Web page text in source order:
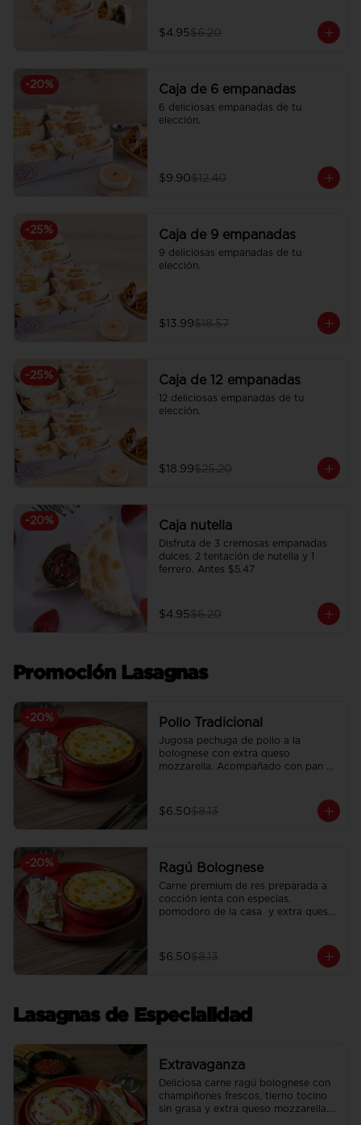
$4.95$6.20
-20% Caja de 6 empanadas
6 deliciosas empanadas de tu
elección.
$9.90$12.40
-25% Caja de 9 empanadas
9 deliciosas empanadas de tu
elección.
$13.99$18.57
-25% Caja de 12 empanadas
12 deliciosas empanadas de tu
elección.
$18.99$25.20
-20% Caja nutella
Disfruta de 3 cremosas empanadas
dulces, 2 tentación de nutella y 1
ferrero. Antes $5.47
$4.95$6.20
Promoción Lasagnas
-20% Pollo Tradicional
Jugosa pechuga de pollo a la
bolognese con extra queso
mozzarella. Acompañado con pan
$6.50$8.13
-20% Ragú Bolognese
Carne premium de res preparada a
cocción lenta con especias,
pomodoro de la casa  y extra queso
$6.50$8.13
Lasagnas de Especialidad
Extravaganza
Deliciosa carne ragú bolognese con
champiñones frescos, tierno tocino
sin grasa y extra queso mozzarella.